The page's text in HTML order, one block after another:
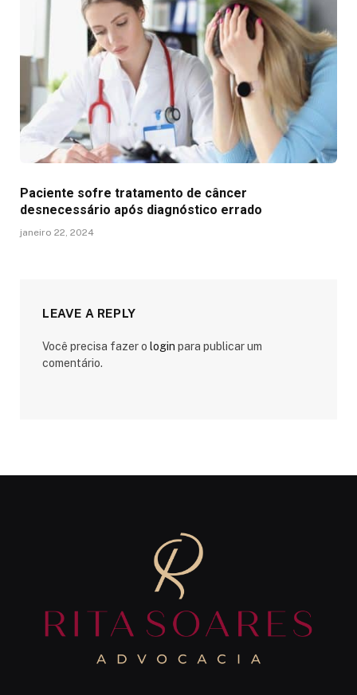
Paciente sofre tratamento de câncer
desnecessário após diagnóstico errado
janeiro 22, 2024
LEAVE A REPLY
Você precisa fazer o login para publicar um
comentário.